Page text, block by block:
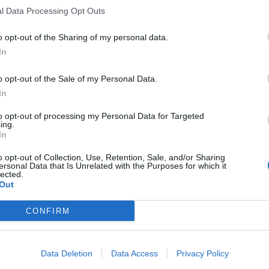
Data Processing Opt Outs
opt-out of the Sharing of my personal data.
opt-out of the Sale of my Personal Data.
opt-out of processing my Personal Data for Targeted
opt-out of Collection, Use, Retention, Sale, and/or Sharing
Data that Is Unrelated with the Purposes for which it
CONFIRM
Data Deletion Data Access Privacy Policy